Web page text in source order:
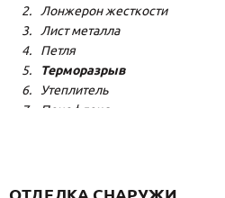
Лонжерон жесткости
Лист металла
Петля
Терморазрыв
Утеплитель
Пенофлекс
Резиновый уплотнитель
ОТДЕЛКА СНАРУЖИ